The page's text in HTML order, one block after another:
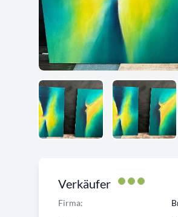
Verkäufer
Firma: